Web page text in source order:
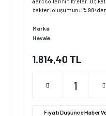
bakteri oluşumunu
Marka
Havale
1.814,40 TL
Fiyatı Düşünce Haber